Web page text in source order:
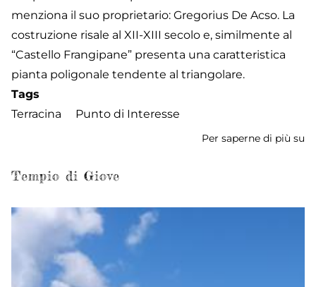
menziona il suo proprietario: Gregorius De Acso. La
costruzione risale al XII-XIII secolo e, similmente al
“Castello Frangipane” presenta una caratteristica
pianta poligonale tendente al triangolare.
Tags
Terracina
Punto di Interesse
Per saperne di più su
Tempio di Giove